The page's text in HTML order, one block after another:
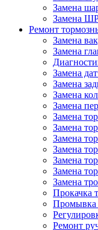
Замена
Замена
Ремонт
Замена
Замена
Замена
Замена
Замена
Замена
Замена
Замена
Замена
Замена
Замена
Замена
Замена
Прокачка
Промывка
Ремонт